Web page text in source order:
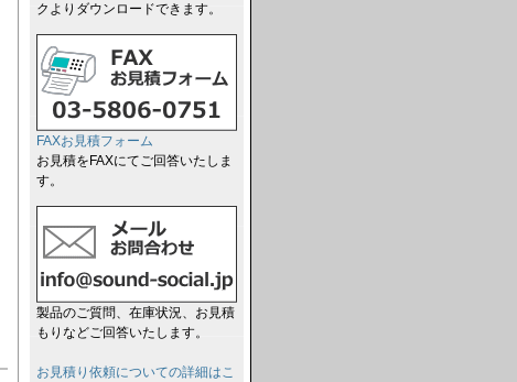
クよりダウンロードできます。
FAXお見積フォーム
お見積をFAXにてご回答いたしま
す。
製品のご質問、在庫状況、お見積
もりなどご回答いたします。
お見積り依頼についての詳細はこ